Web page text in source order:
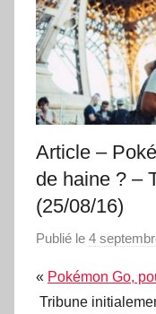
Article –
de haine ? –
(25/08/16)
Publié le 4
« Pokémon Go,
Tribune